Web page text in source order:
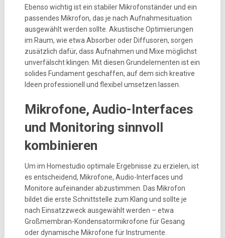
Ebenso wichtig ist ein stabiler Mikrofonständer und ein
passendes Mikrofon, das je nach Aufnahmesituation
ausgewählt werden sollte. Akustische Optimierungen
im Raum, wie etwa Absorber oder Diffusoren, sorgen
zusätzlich dafür, dass Aufnahmen und Mixe möglichst
unverfälscht klingen. Mit diesen Grundelementen ist ein
solides Fundament geschaffen, auf dem sich kreative
Ideen professionell und flexibel umsetzen lassen.
Mikrofone, Audio-Interfaces
und Monitoring sinnvoll
kombinieren
Um im Homestudio optimale Ergebnisse zu erzielen, ist
es entscheidend, Mikrofone, Audio-Interfaces und
Monitore aufeinander abzustimmen. Das Mikrofon
bildet die erste Schnittstelle zum Klang und sollte je
nach Einsatzzweck ausgewählt werden – etwa
Großmembran-Kondensatormikrofone für Gesang
oder dynamische Mikrofone für Instrumente.